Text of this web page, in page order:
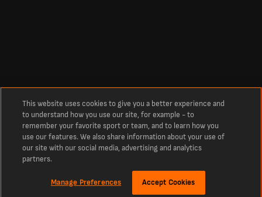
This website uses cookies to give you a better experience and
to understand how you use our site, for example - to
remember your favorite sport or team, and to learn how you
use our features. We also share information about your use of
our site with our social media, advertising and analytics
partners.
Manage Preferences Accept Cookies